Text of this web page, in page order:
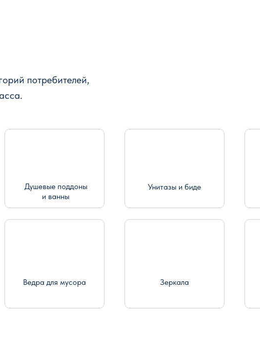
потребителей,
Ведра для мусора Зеркала
Унитазы и биде
Душевые поддоны
и ванны